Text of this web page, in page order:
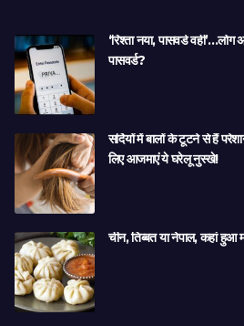
‘रिश्ता नया, पासवर्ड
पासवर्ड?
सर्दियों में बालों के टूटने से हैं
लिए आजमाएं ये घरेलू नुस्खे!
चीन, तिब्बत या नेपाल, कहां हुआ